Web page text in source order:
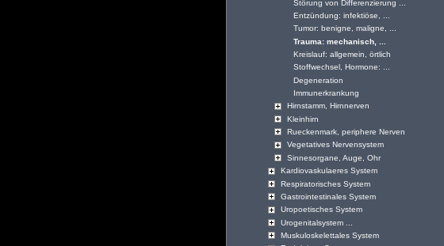
Störung von Differenzierung ...
Entzündung: infektiöse, ...
Tumor: benigne, maligne, ...
Trauma: mechanisch, ...
Kreislauf: allgemein, örtlich
Stoffwechsel, Hormone: ...
Degeneration
Immunerkrankung
Hirnstamm, Hirnnerven
Kleinhirn
Rueckenmark, periphere Nerven
Vegetatives Nervensystem
Sinnesorgane, Auge, Ohr
Kardiovaskulaeres System
Respiratorisches System
Gastrointestinales System
Uropoetisches System
Urogenitalsystem ...
Muskuloskelettales System